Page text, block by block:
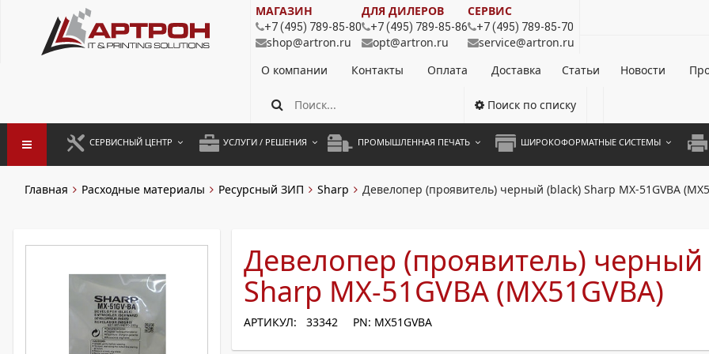
МАГАЗИН
+7 (495) 789-85-80
shop@artron.ru
ДЛЯ ДИЛЕРОВ
+7 (495) 789-85-86
opt@artron.ru
СЕРВИС
+7 (495) 789-85-70
service@artron.ru
О компании
Контакты Оплата Доставка Статьи Новости
Поиск по списку
СЕРВИСНЫЙ ЦЕНТР
ПРОФИЛАКТИКА И ТО
РАЗОВЫЕ РЕМОНТЫ
УСЛУГИ / РЕШЕНИЯ
АРЕНДА ОБОРУДОВАНИЯ
ПРОМЫШЛЕННАЯ ПЕЧАТЬ ШИРОКОФОРМАТНЫЕ СИСТЕМЫ
А4
Главная Расходные материалы Ресурсный ЗИП Sharp Девелопер (проявитель) черный (black) Sharp MX-51GVBA
Девелопер (проявитель) черный
Sharp MX-51GVBA (MX51GVBA)
АРТИКУЛ: 33342 PN: MX51GVBA